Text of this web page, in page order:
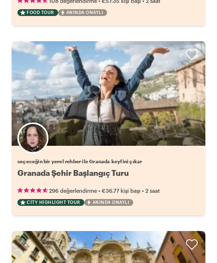
FOOD TOUR ANINDA ONAYLI
Favori yerel rehberini seç
seçeceğin bir yerel rehber ile Granada keyfini çıkar
Granada Şehir Başlangıç Turu
296 değerlendirme • €36.77 kişi başı • 2 saat
CITY HIGHLIGHT TOUR ANINDA ONAYLI